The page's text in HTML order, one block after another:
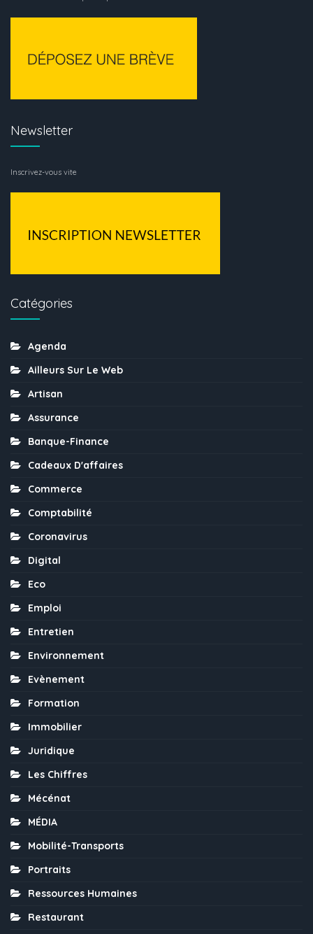
Newsletter
Inscrivez-vous vite
Catégories
Agenda
Ailleurs Sur Le Web
Artisan
Assurance
Banque-Finance
Cadeaux D'affaires
Commerce
Comptabilité
Coronavirus
Digital
Eco
Emploi
Entretien
Environnement
Evènement
Formation
Immobilier
Juridique
Les Chiffres
Mécénat
MÉDIA
Mobilité-Transports
Portraits
Ressources Humaines
Restaurant